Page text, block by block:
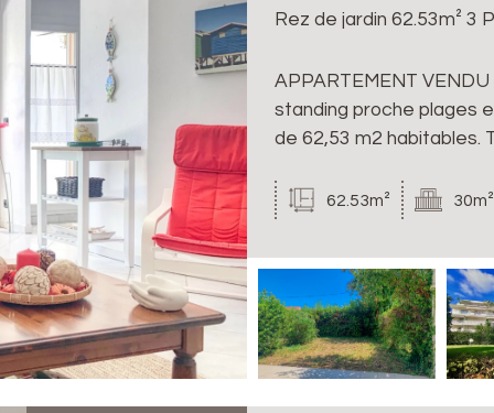
Rez de jardin 62.53m² 3
APPARTEMENT
standing proche plages
de 62,53 m2 habitables.
62.53m² 30m²